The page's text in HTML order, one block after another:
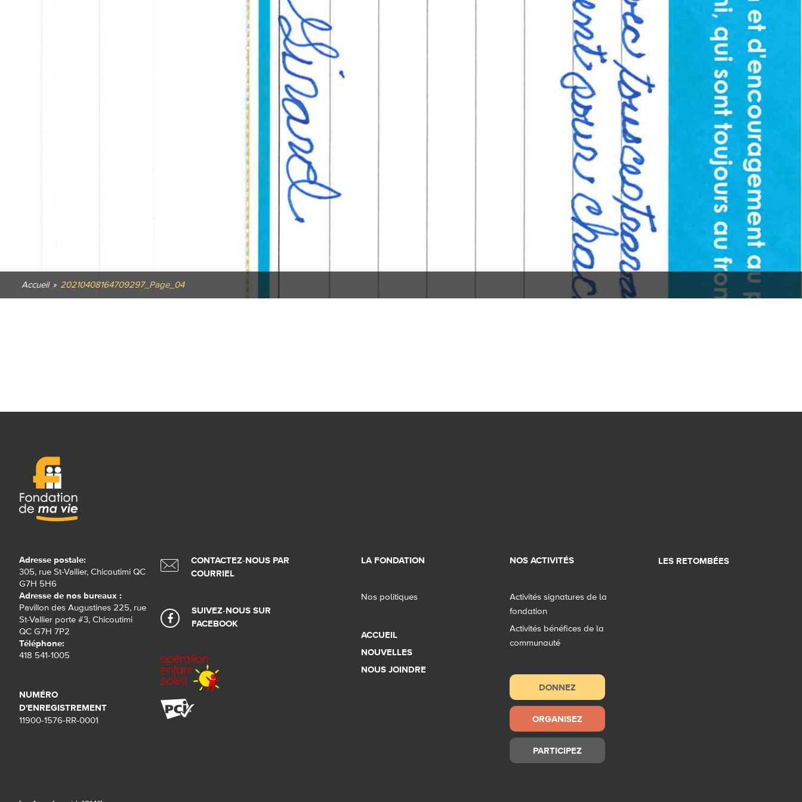
Accueil » 20210408164709297_Page_04
Adresse postale:
305, rue St-Vallier, Chicoutimi QC
G7H 5H6
Adresse de nos bureaux :
Pavillon des Augustines 225, rue
St-Vallier porte #3, Chicoutimi
QC G7H 7P2
Téléphone:
418 541-1005
NUMÉRO
D'ENREGISTREMENT
11900-1576-RR-0001
CONTACTEZ-NOUS PAR
COURRIEL
SUIVEZ-NOUS SUR
FACEBOOK
LA FONDATION
Nos politiques
ACCUEIL
NOUVELLES
NOUS JOINDRE
NOS ACTIVITÉS
Activités signatures de la
fondation
Activités bénéfices de la
communauté
DONNEZ
ORGANISEZ
PARTICIPEZ
LES RETOMBÉES